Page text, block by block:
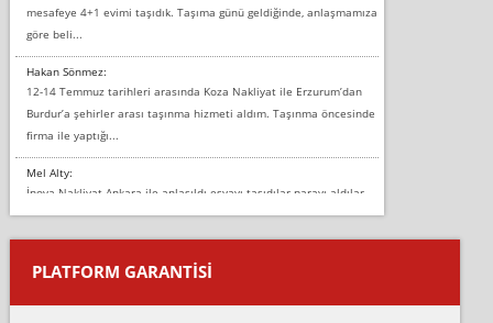
mesafeye 4+1 evimi taşıdık. Taşıma günü geldiğinde, anlaşmamıza
göre beli...
Hakan Sönmez:
12-14 Temmuz tarihleri arasında Koza Nakliyat ile Erzurum’dan
Burdur’a şehirler arası taşınma hizmeti aldım. Taşınma öncesinde
firma ile yaptığı...
Mel Alty:
İnova Nakliyat Ankara ile anlaşıldı eşyayı taşıdılar parayı aldılar.
Salon duvarına bir baktım birisi boydan alüminyum renkli bantı
yapıştırm...
Murat:
PLATFORM GARANTİSİ